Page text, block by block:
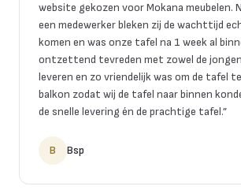
website gekozen voor Mokana meubelen.
een medewerker bleken zij de wachttijd
komen en was onze tafel na 1 week al
ontzettend tevreden met zowel de
leveren en zo vriendelijk was om de tafel
balkon zodat wij de tafel naar binnen
de snelle levering én de prachtige tafel.”
B Bsp